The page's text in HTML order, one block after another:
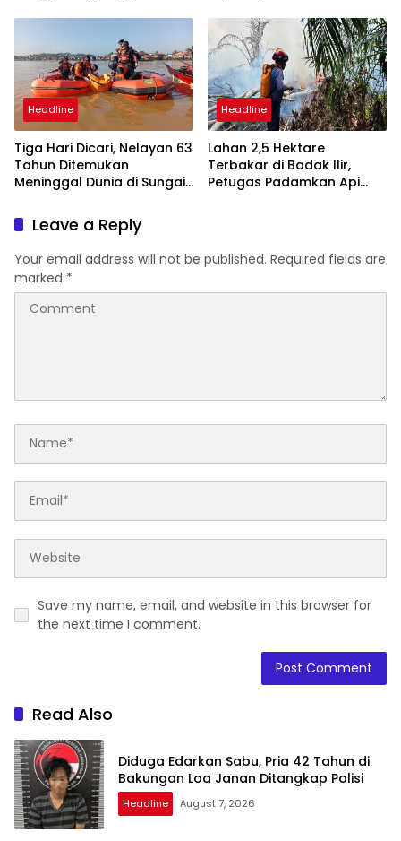
Headline
Tiga Hari Dicari, Nelayan 63
Tahun Ditemukan
Meninggal Dunia di Sungai
Headline
Lahan 2,5 Hektare
Terbakar di Badak Ilir,
Petugas Padamkan Api
Leave a Reply
Your email address will not be published. Required fields are
marked *
Save my name, email, and website in this browser for
the next time I comment.
Read Also
Diduga Edarkan Sabu, Pria 42 Tahun di
Bakungan Loa Janan Ditangkap Polisi
Headline August 7, 2026